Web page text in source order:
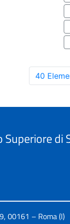
40
Superiore di
00161 – Roma (I)